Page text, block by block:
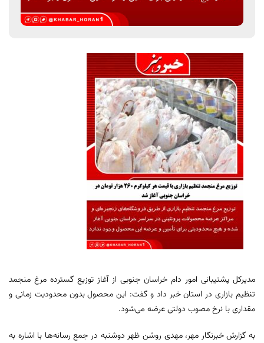
مدیرکل پشتیبانی امور دام خراسان جنوبی از آغاز توزیع گسترده مرغ منجمد
تنظیم بازاری در استان خبر داد و گفت: این محصول بدون محدودیت زمانی و
مقداری با نرخ مصوب دولتی عرضه می‌شود.
به گزارش خبرنگار مهر، مهدی روشن ظهر دوشنبه در جمع رسانه‌ها با اشاره به